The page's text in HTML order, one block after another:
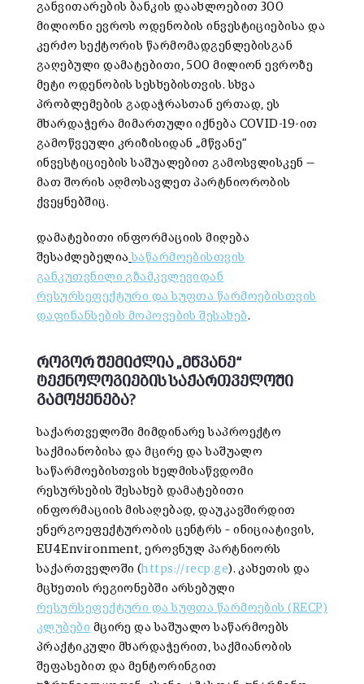
განვითარების ბანკის დაახლოებით 300
მილიონი ევროს ოდენობის ინვესტიციებისა და
კერძო სექტორის წარმომადგენლებისგან
გაღებული დამატებითი, 500 მილიონ ევროზე
მეტი ოდენობის სესხებისთვის. სხვა
პრობლემების გადაჭრასთან ერთად, ეს
მხარდაჭერა მიმართული იქნება COVID-19-ით
გამოწვეული კრიზისიდან „მწვანე“
ინვესტიციების საშუალებით გამოსვლისკენ —
მათ შორის აღმოსავლეთ პარტნიორობის
ქვეყნებშიც.
დამატებითი ინფორმაციის მიღება
შესაძლებელია საწარმოებისთვის
განკუთვნილი გზამკვლევიდან
რესურსეფექტური და სუფთა წარმოებისთვის
დაფინანსების მოპოვების შესახებ.
როგორ შემიძლია „მწვანე“
ტექნოლოგიების საქართველოში
გამოყენება?
საქართველოში მიმდინარე საპროექტო
საქმიანობისა და მცირე და საშუალო
საწარმოებისთვის ხელმისაწვდომი
რესურსების შესახებ დამატებითი
ინფორმაციის მისაღებად, დაუკავშირდით
ენერგოეფექტურობის ცენტრს – ინიციატივის,
EU4Environment, ეროვნულ პარტნიორს
საქართველოში (https://recp.ge). კახეთის და
მცხეთის რეგიონებში არსებული
რესურსეფექტური და სუფთა წარმოების (RECP)
კლუბები მცირე და საშუალო საწარმოებს
პრაქტიკული მხარდაჭერით, საქმიანობის
შეფასებით და მენტორინგით